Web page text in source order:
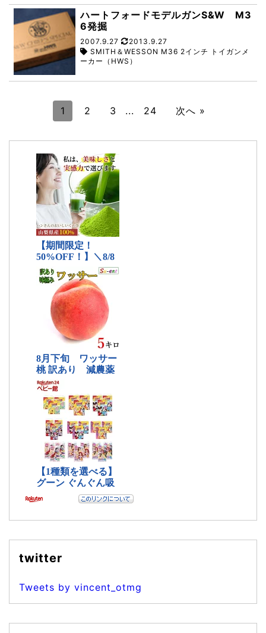
ハートフォードモデルガンS&W M3
6発掘
2007.9.27
2013.9.27
SMITH＆WESSON M36 2インチ トイガンメ
ーカー（HWS）
1 2 3 ... 24 次へ »
twitter
Tweets by vincent_otmg